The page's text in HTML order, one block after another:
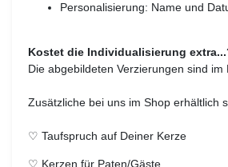
Personalisierung: Name und
Kostet die Individualisierung
Die abgebildeten Verzierungen sind im
Zusätzliche bei uns im Shop erhältlich
♡ Taufspruch auf Deiner Kerze
♡ Kerzen für Paten/Gäste